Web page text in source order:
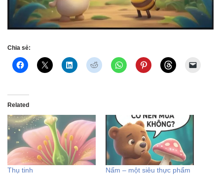
Chia sẻ:
Related
Thụ tinh Nấm – một siêu thực phẩm